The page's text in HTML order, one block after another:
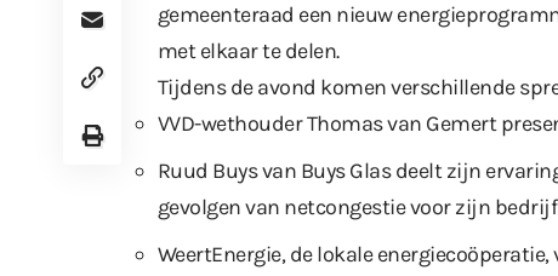
gemeenteraad een nieuw
met elkaar te delen.
Tijdens de avond komen verschillende
VVD-wethouder Thomas van Gemert
Ruud Buys van Buys Glas deelt zijn
gevolgen van netcongestie voor zijn
WeertEnergie, de lokale